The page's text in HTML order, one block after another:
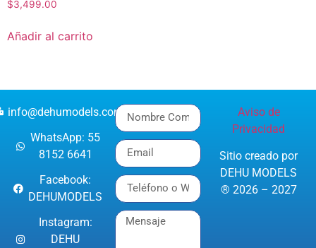
$3,499.00
Añadir al carrito
info@dehumodels.com
WhatsApp: 55
8152 6641
Facebook:
DEHUMODELS
Instagram:
DEHU
Aviso de
Privacidad
Sitio creado por
DEHU MODELS
® 2026 – 2027